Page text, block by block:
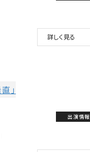
詳しく見る
出演情報